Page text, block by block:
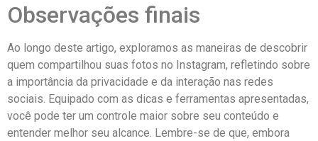
Observações finais
Ao ⁤longo ‌deste artigo, exploramos as​ maneiras ⁤de⁤ descobrir
quem ‍compartilhou suas​ fotos no Instagram, refletindo sobre
a ⁣importância da privacidade ⁣e da interação nas redes
sociais. Equipado com ⁢as ⁤dicas e ferramentas apresentadas,
você pode ter um⁣ controle maior⁣ sobre seu ⁣conteúdo ⁣e
⁤entender melhor seu alcance. Lembre-se ⁣de⁣ que,‍ embora